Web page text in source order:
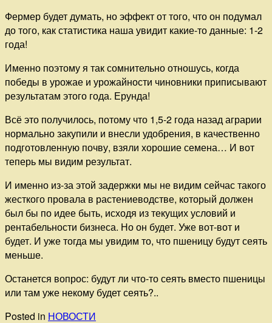
Фермер будет думать, но эффект от того, что он подумал
до того, как статистика наша увидит какие-то данные: 1-2
года!
Именно поэтому я так сомнительно отношусь, когда
победы в урожае и урожайности чиновники приписывают
результатам этого года. Ерунда!
Всё это получилось, потому что 1,5-2 года назад аграрии
нормально закупили и внесли удобрения, в качественно
подготовленную почву, взяли хорошие семена… И вот
теперь мы видим результат.
И именно из-за этой задержки мы не видим сейчас такого
жесткого провала в растениеводстве, который должен
был бы по идее быть, исходя из текущих условий и
рентабельности бизнеса. Но он будет. Уже вот-вот и
будет. И уже тогда мы увидим то, что пшеницу будут сеять
меньше.
Останется вопрос: будут ли что-то сеять вместо пшеницы
или там уже некому будет сеять?..
Posted in НОВОСТИ